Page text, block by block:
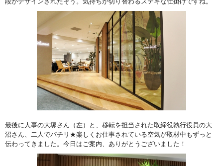
最後に人事の大塚さん（左）と、移転を担当された取締役執行役員の大
沼さん、二人でパチリ★楽しくお仕事されている空気が取材中もずっと
伝わってきました。今日はご案内、ありがとうございました！